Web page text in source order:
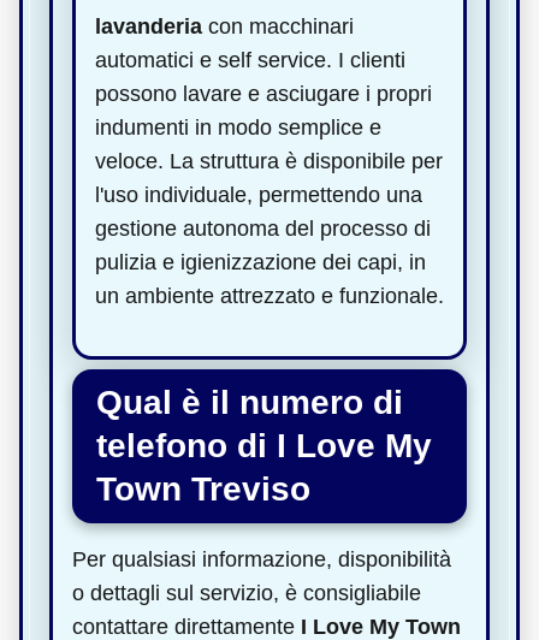
lavanderia con macchinari
automatici e self service. I clienti
possono lavare e asciugare i propri
indumenti in modo semplice e
veloce. La struttura è disponibile per
l'uso individuale, permettendo una
gestione autonoma del processo di
pulizia e igienizzazione dei capi, in
un ambiente attrezzato e funzionale.
Qual è il numero di
telefono di I Love My
Town Treviso
Per qualsiasi informazione, disponibilità
o dettagli sul servizio, è consigliabile
contattare direttamente I Love My Town